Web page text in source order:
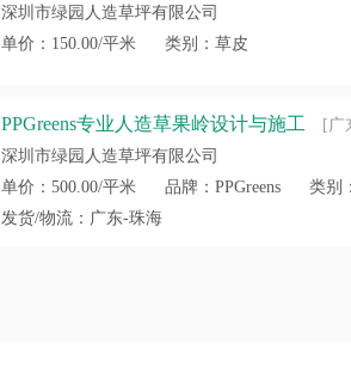
深圳市绿园人造草坪有限公司
单价：150.00/平米
类别：草皮
PPGreens专业人造草果岭设计与施工
[广
深圳市绿园人造草坪有限公司
单价：500.00/平米
品牌：PPGreens
类别
发货/物流：广东-珠海